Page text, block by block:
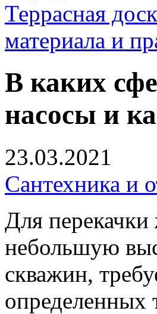
Террасная
материала и
В каких
насосы и
23.03.2021
Сантехника и
Для перекачки
небольшую
скважин,
определенных